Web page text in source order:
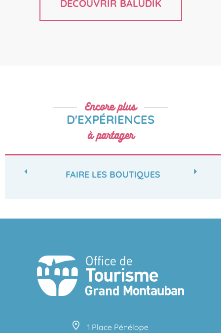
DÉCOUVRIR BALUDIK
Encore plus
D'EXPÉRIENCES
à partager
FAIRE LES BOUTIQUES
1 Place Pénélope